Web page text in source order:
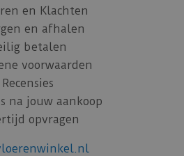
en Klachten
en afhalen
betalen
voorwaarden
Recensies
na jouw aankoop
opvragen